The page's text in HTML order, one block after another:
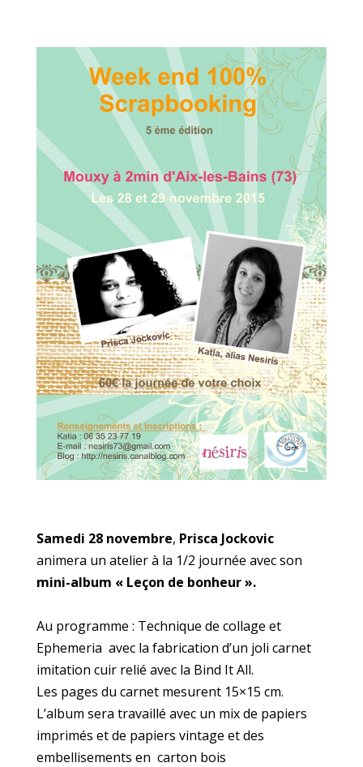
Samedi 28 novembre, Prisca Jockovic
animera un atelier à la 1/2 journée avec son
mini-album « Leçon de bonheur ».
Au programme : Technique de collage et
Ephemeria avec la fabrication d’un joli carnet
imitation cuir relié avec la Bind It All.
Les pages du carnet mesurent 15×15 cm.
L’album sera travaillé avec un mix de papiers
imprimés et de papiers vintage et des
embellisements en carton bois